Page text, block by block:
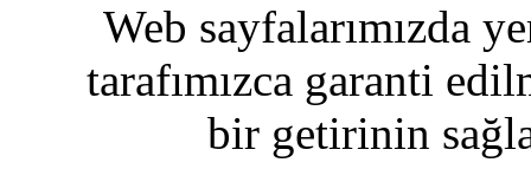
Web sayfalarımızda
tarafımızca garanti
bir getirinin